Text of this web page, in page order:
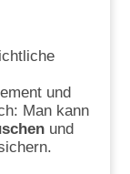
und
Man kann
und